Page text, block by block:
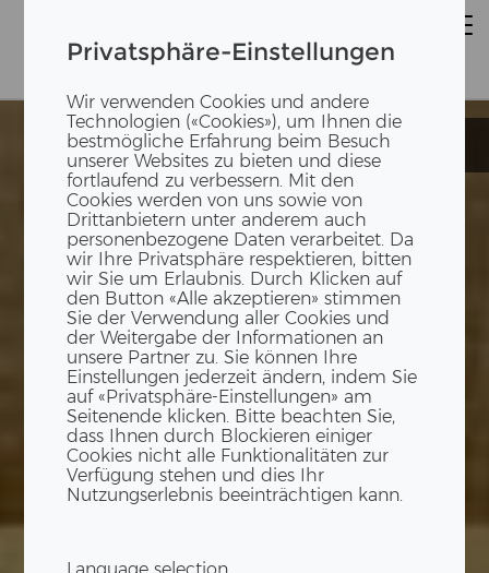
Privatsphäre-Einstellungen
Wir verwenden Cookies und andere
Technologien («Cookies»), um Ihnen die
bestmögliche Erfahrung beim Besuch
unserer Websites zu bieten und diese
fortlaufend zu verbessern. Mit den
Cookies werden von uns sowie von
Drittanbietern unter anderem auch
personenbezogene Daten verarbeitet. Da
wir Ihre Privatsphäre respektieren, bitten
wir Sie um Erlaubnis. Durch Klicken auf
den Button «Alle akzeptieren» stimmen
Sie der Verwendung aller Cookies und
der Weitergabe der Informationen an
unsere Partner zu. Sie können Ihre
Einstellungen jederzeit ändern, indem Sie
auf «Privatsphäre-Einstellungen» am
Seitenende klicken. Bitte beachten Sie,
dass Ihnen durch Blockieren einiger
Cookies nicht alle Funktionalitäten zur
Verfügung stehen und dies Ihr
Nutzungserlebnis beeinträchtigen kann.
Atelier AWEL
Atelier AWEL